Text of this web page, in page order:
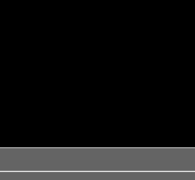
контент